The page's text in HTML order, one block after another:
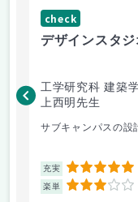
check
デザインスタ
工学研究科 建築
上西明先生
サブキャンパスの設
充実 5
楽単 3